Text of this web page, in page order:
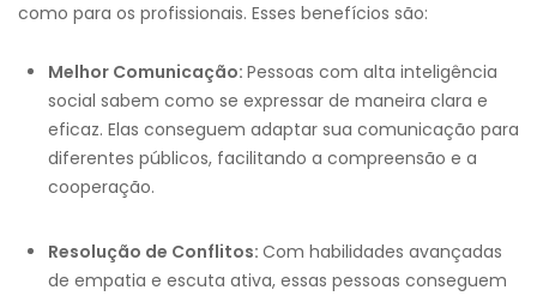
como para os profissionais. Esses benefícios são:
Melhor Comunicação: Pessoas com alta inteligência
social sabem como se expressar de maneira clara e
eficaz. Elas conseguem adaptar sua comunicação para
diferentes públicos, facilitando a compreensão e a
cooperação.
Resolução de Conflitos: Com habilidades avançadas
de empatia e escuta ativa, essas pessoas conseguem